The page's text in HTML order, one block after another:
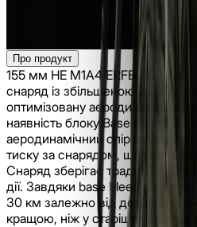
Про продукт
155 мм HE M1A4 ERFB/BB – це
снаряд із збільшеною
оптимізовану аеродинамічну
наявність блоку Base Bleed.
аеродинамічний опір шляхом
тиску за снарядом, що збільшує
Снаряд зберігає традиційний
дії. Завдяки base bleed може
30 км залежно від довжини
кращою, ніж у старіших